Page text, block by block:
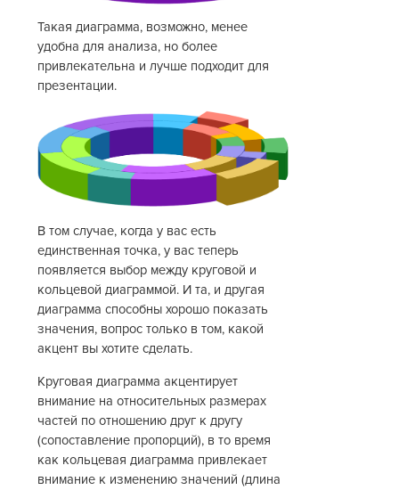
Такая диаграмма, возможно, менее
удобна для анализа, но более
привлекательна и лучше подходит для
презентации.
В том случае, когда у вас есть
единственная точка, у вас теперь
появляется выбор между круговой и
кольцевой диаграммой. И та, и другая
диаграмма способны хорошо показать
значения, вопрос только в том, какой
акцент вы хотите сделать.
Круговая диаграмма акцентирует
внимание на относительных размерах
частей по отношению друг к другу
(сопоставление пропорций), в то время
как кольцевая диаграмма привлекает
внимание к изменению значений (длина